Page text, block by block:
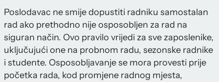
Poslodavac ne smije dopustiti radniku samostalan
rad ako prethodno nije osposobljen za rad na
siguran način. Ovo pravilo vrijedi za sve zaposlenike,
uključujući one na probnom radu, sezonske radnike
i studente. Osposobljavanje se mora provesti prije
početka rada, kod promjene radnog mjesta,